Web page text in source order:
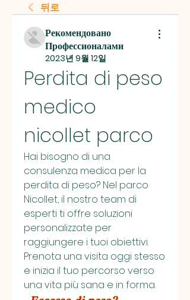
뒤로
Рекомендовано
Профессионалами
2023년 9월 12일
Perdita di peso
medico
nicollet parco
Hai bisogno di una
consulenza medica per la
perdita di peso? Nel parco
Nicollet, il nostro team di
esperti ti offre soluzioni
personalizzate per
raggiungere i tuoi obiettivi.
Prenota una visita oggi stesso
e inizia il tuo percorso verso
una vita più sana e in forma.